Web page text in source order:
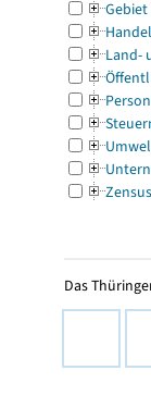
Gebiet
Land-
Zensus
Das